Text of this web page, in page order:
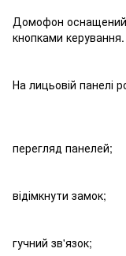
Домофон оснащений
кнопками керування.
На лицьовій панелі
перегляд панелей;
відімкнути замок;
гучний зв'язок;